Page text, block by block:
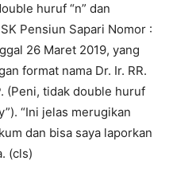
huruf “n” dan
Pensiun Sapari Nomor :
26 Maret 2019, yang
format nama Dr. Ir. RR.
(Peni, tidak double huruf
“Ini jelas merugikan
dan bisa saya laporkan
(cls)